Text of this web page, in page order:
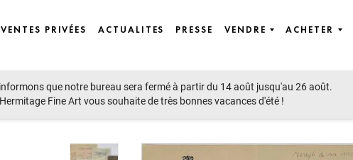
VENTES PRIVÉES ACTUALITES PRESSE VENDRE ACHETER
que notre bureau sera fermé à partir du 14 août jusqu'au 26 août.
Fine Art vous souhaite de très bonnes vacances d'été !